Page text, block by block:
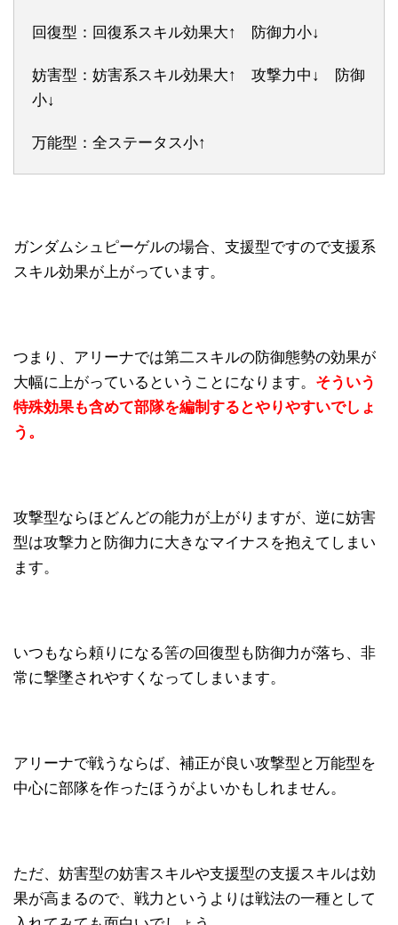
回復型：回復系スキル効果大↑ 防御力小↓
妨害型：妨害系スキル効果大↑ 攻撃力中↓ 防御
小↓
万能型：全ステータス小↑
ガンダムシュピーゲルの場合、支援型ですので支援系
スキル効果が上がっています。
つまり、アリーナでは第二スキルの防御態勢の効果が
大幅に上がっているということになります。 そういう
特殊効果も含めて部隊を編制するとやりやすいでしょ
う。
攻撃型ならほどんどの能力が上がりますが、逆に妨害
型は攻撃力と防御力に大きなマイナスを抱えてしまい
ます。
いつもなら頼りになる筈の回復型も防御力が落ち、非
常に撃墜されやすくなってしまいます。
アリーナで戦うならば、補正が良い攻撃型と万能型を
中心に部隊を作ったほうがよいかもしれません。
ただ、妨害型の妨害スキルや支援型の支援スキルは効
果が高まるので、戦力というよりは戦法の一種として